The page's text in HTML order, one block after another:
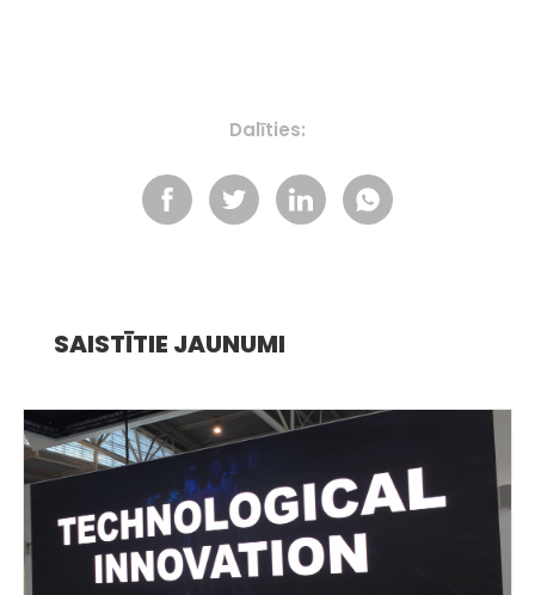
Dalīties:
SAISTĪTIE JAUNUMI